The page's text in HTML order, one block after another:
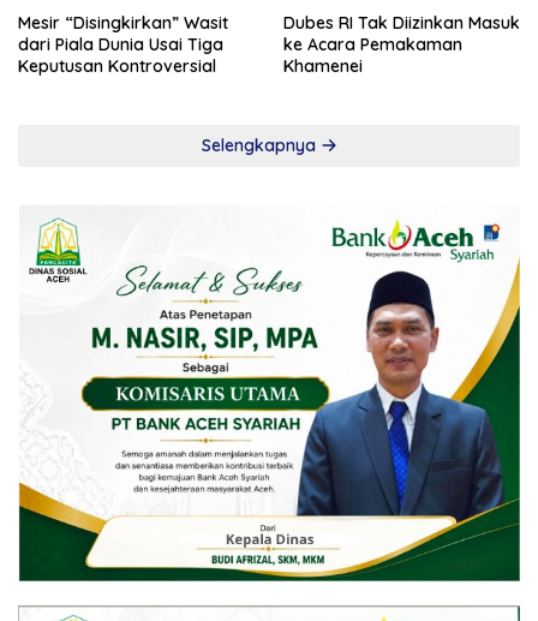
Mesir “Disingkirkan” Wasit
dari Piala Dunia Usai Tiga
Keputusan Kontroversial
Dubes RI Tak Diizinkan Masuk
ke Acara Pemakaman
Khamenei
Selengkapnya